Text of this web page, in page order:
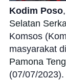
Kodim Poso
Selatan
Komsos
masyarakat
Pamona
(07/07/2023).